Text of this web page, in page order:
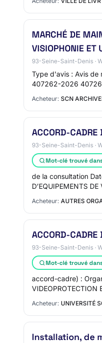
MARCHÉ DE
VISIOPHONIE ET
93-Seine-Saint-Denis ·
Type d'avis : Avis de
407262-2026
Acheteur: SCN
ACCORD-CADRE
93-Seine-Saint-Denis ·
Mot-clé trouvé
de la consultation
D’EQUIPEMENTS
Acheteur: AUTRES
ACCORD-CADRE
93-Seine-Saint-Denis ·
Mot-clé trouvé
accord-cadre) :
VIDEOPROTECTION
Acheteur: UNIVERSITÉ
Installation, de